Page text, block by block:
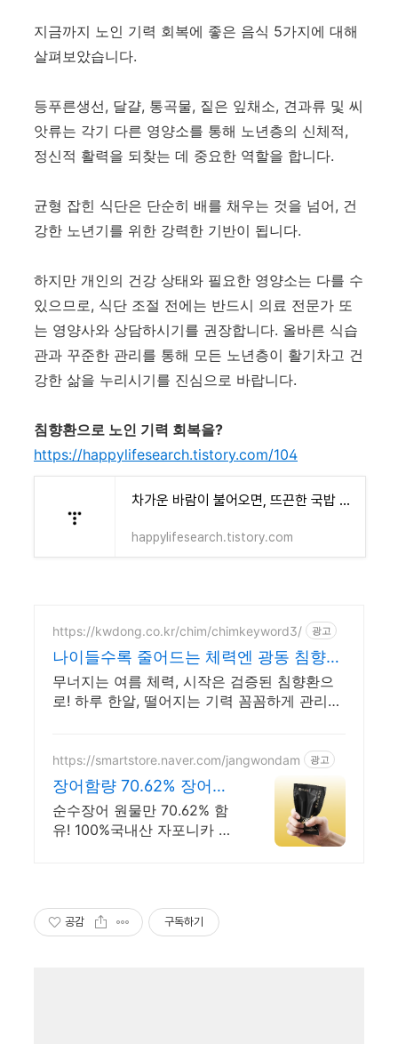
지금까지 노인 기력 회복에 좋은 음식 5가지에 대해
살펴보았습니다.
등푸른생선, 달걀, 통곡물, 짙은 잎채소, 견과류 및 씨
앗류는 각기 다른 영양소를 통해 노년층의 신체적,
정신적 활력을 되찾는 데 중요한 역할을 합니다.
균형 잡힌 식단은 단순히 배를 채우는 것을 넘어, 건
강한 노년기를 위한 강력한 기반이 됩니다.
하지만 개인의 건강 상태와 필요한 영양소는 다를 수
있으므로, 식단 조절 전에는 반드시 의료 전문가 또
는 영양사와 상담하시기를 권장합니다. 올바른 식습
관과 꾸준한 관리를 통해 모든 노년층이 활기차고 건
강한 삶을 누리시기를 진심으로 바랍니다.
침향환으로 노인 기력 회복을?
https://happylifesearch.tistory.com/104
차가운 바람이 불어오면, 뜨끈한 국밥 한 그릇의 위로
happylifesearch.tistory.com
https://kwdong.co.kr/chim/chimkeyword3/ 광고
나이들수록 줄어드는 체력엔 광동 침향환
3력 집중케어!
무너지는 여름 체력, 시작은 검증된 침향환으
로! 하루 한알, 떨어지는 기력 꼼꼼하게 관리하
https://smartstore.naver.com/jangwondam 광고
장어함량 70.62% 장어즙
불만족시 100% 환불보장
순수장어 원물만 70.62% 함
유! 100%국내산 자포니카 민
공감 구독하기